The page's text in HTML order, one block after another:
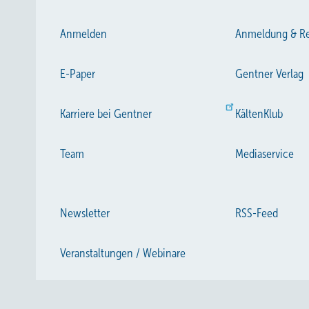
Anmelden Anmeldung &
E-Paper Gentner Verlag
Karriere bei Gentner KältenKlub
Team Mediaservice
Newsletter RSS-Feed
Veranstaltungen / Webinare